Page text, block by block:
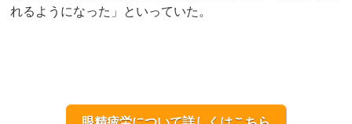
れるようになった」といっていた。